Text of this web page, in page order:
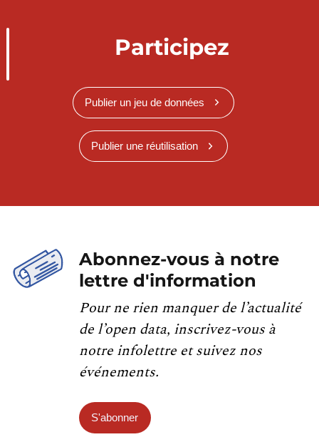
Participez
Publier un jeu de données
Publier une réutilisation
Abonnez-vous à notre
lettre d'information
Pour ne rien manquer de l’actualité
de l’open data, inscrivez-vous à
notre infolettre et suivez nos
événements.
S'abonner